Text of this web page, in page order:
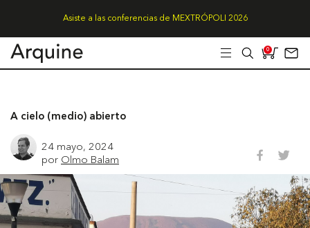
Asiste a las conferencias de MEXTRÓPOLI 2026
0
A cielo (medio) abierto
24 mayo, 2024
por Olmo Balam